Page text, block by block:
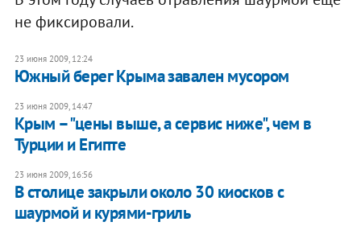
не фиксировали.
23 июня 2009, 12:24
Южный берег Крыма завален мусором
23 июня 2009, 14:47
Крым – "цены выше, а сервис ниже", чем в
Турции и Египте
23 июня 2009, 16:56
В столице закрыли около 30 киосков с
шаурмой и курями-гриль